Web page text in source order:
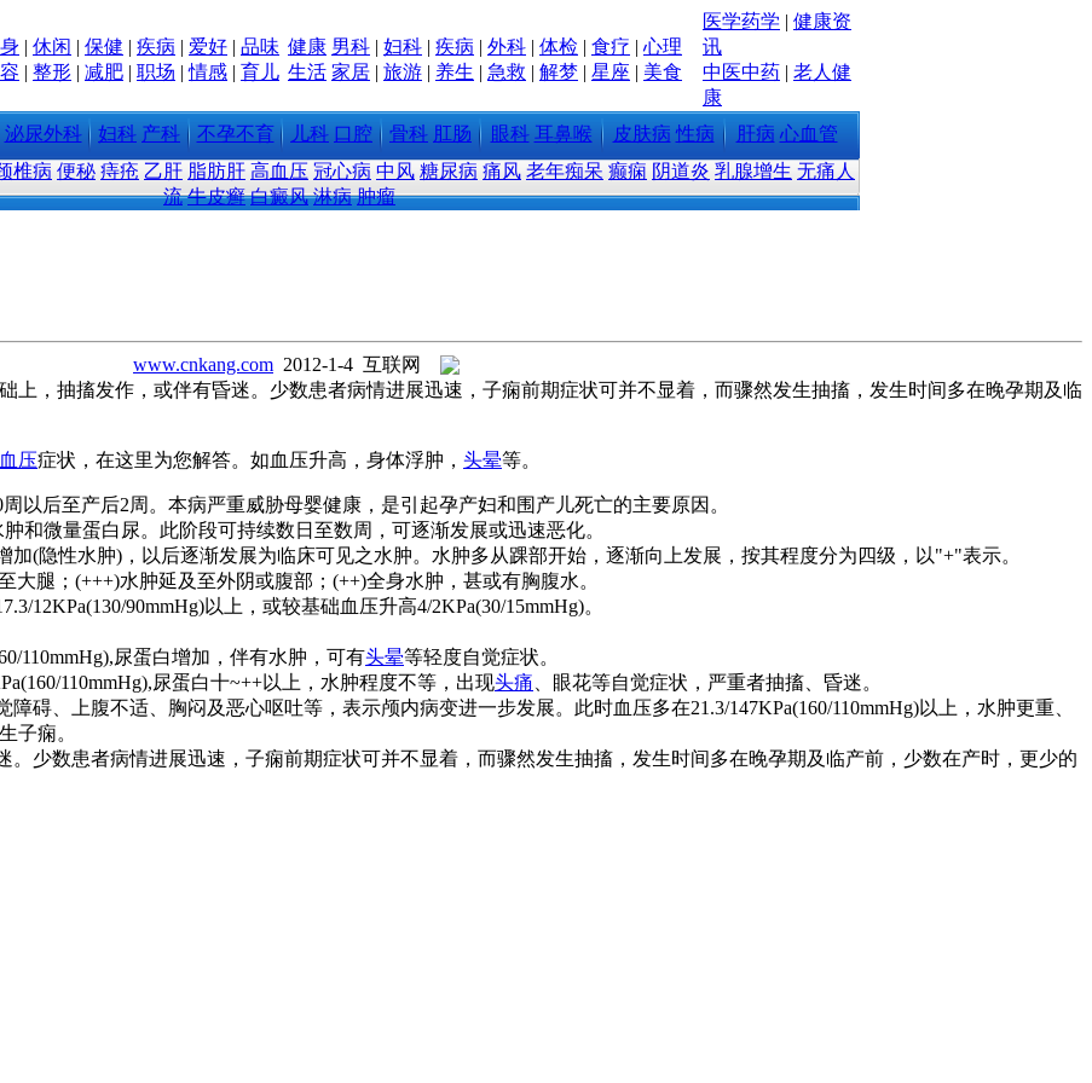
| 休闲 | 保健 | 疾病 | 爱好 | 品味
| 整形 | 减肥 | 职场 |情感 | 育儿
健康 男科 | 妇科 | 疾病 | 外科 | 体检 | 食疗 | 心理
生活 家居 | 旅游 | 养生 | 急救 | 解梦 | 星座 | 美食
医学药学 | 健康资
讯
中医中药 | 老人健
康
泌尿外科 妇科 产科 不孕不育 儿科 口腔 骨科 肛肠 眼科 耳鼻喉 皮肤病 性病 肝病 心血管
椎病 便秘 痔疮 乙肝 脂肪肝 高血压 冠心病 中风 糖尿病 痛风 老年痴呆 癫痫 阴道炎 乳腺增生 无痛人
流 牛皮癣 白癜风 淋病 肿瘤
www.cnkang.com 2012-1-4 互联网
抽搐发作，或伴有昏迷。少数患者病情进展迅速，子痫前期症状可并不显着，而骤然发生抽搐，发生时间多在晚孕期及临
压症状，在这里为您解答。如血压升高，身体浮肿， 头晕等。
后至产后2周。本病严重威胁母婴健康，是引起孕产妇和围产儿死亡的主要原因。
微量蛋白尿。此阶段可持续数日至数周，可逐渐发展或迅速恶化。
隐性水肿)，以后逐渐发展为临床可见之水肿。水肿多从踝部开始，逐渐向上发展，按其程度分为四级，以"+"表示。
腿；(+++)水肿延及至外阴或腹部；(++)全身水肿，甚或有胸腹水。
12KPa(130/90mmHg)以上，或较基础血压升高4/2KPa(30/15mmHg)。
尿蛋白增加，伴有水肿，可有头晕等轻度自觉症状。
110mmHg),尿蛋白十~++以上，水肿程度不等，出现头痛 、眼花等自觉症状，严重者抽搐、昏迷。
障碍、上腹不适、胸闷及恶心呕吐等，表示颅内病变进一步发展。此时血压多在21.3/147KPa(160/110mmHg)以上，水肿更重、
子痫。
数患者病情进展迅速，子痫前期症状可并不显着，而骤然发生抽搐，发生时间多在晚孕期及临产前，少数在产时，更少的